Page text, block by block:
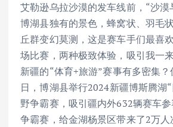
艾勒逊乌拉沙漠的发车线前，“沙
博湖县独有的景色，蜂窝状、羽毛
丘群变幻莫测，这是赛车手们最喜
场比赛，两种极致体验，吸引我一
新疆的“体育+旅游”赛事有多密集
日，博湖县举行2024新疆博斯腾湖
野争霸赛，吸引疆内外632辆赛车
争霸赛，给金湖杨景区带来了2万